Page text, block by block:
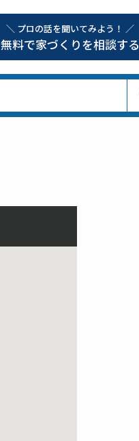
＼ プロの話を聞いてみよう！ ／
無料で家づくりを相談する